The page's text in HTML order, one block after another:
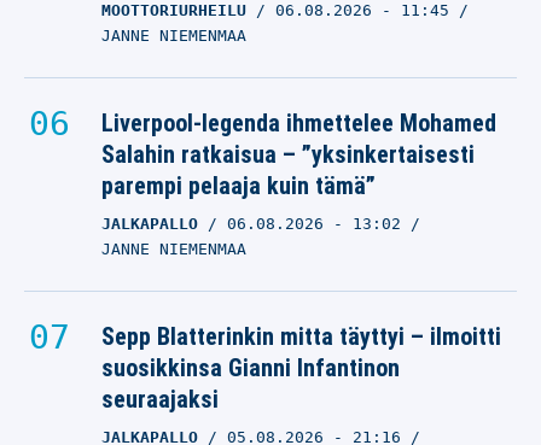
MOOTTORIURHEILU 06.08.2026 - 11:45
JANNE NIEMENMAA
Liverpool-legenda ihmettelee Mohamed
Salahin ratkaisua – ”yksinkertaisesti
parempi pelaaja kuin tämä”
JALKAPALLO 06.08.2026 - 13:02
JANNE NIEMENMAA
Sepp Blatterinkin mitta täyttyi – ilmoitti
suosikkinsa Gianni Infantinon
seuraajaksi
JALKAPALLO 05.08.2026 - 21:16